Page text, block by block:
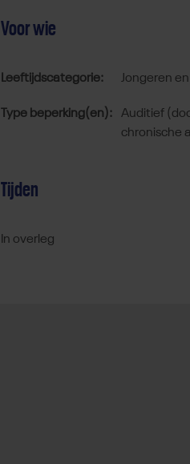
Voor wie
Leeftijdscategorie: jongeren
Type beperking(en):
auditief (doof/slechthorend), autisme spectrum stoornis,
chronische
Tijden
In overleg